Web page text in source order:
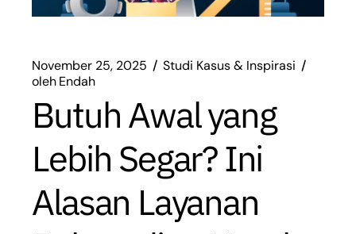
November 25, 2025
Studi Kasus & Inspirasi
olehEndah
Butuh Awal yang
Lebih Segar? Ini
Alasan Layanan